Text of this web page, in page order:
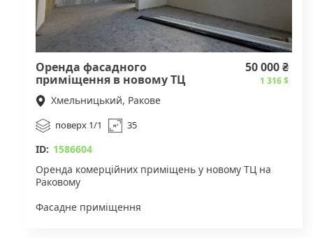
Оренда фасадного
приміщення в новому ТЦ
50 000 ₴
1 316 $
Хмельницький, Ракове
поверх 1/1 35
ID: 1586604
Оренда комерційних приміщень у новому ТЦ на
Раковому
Фасадне приміщення